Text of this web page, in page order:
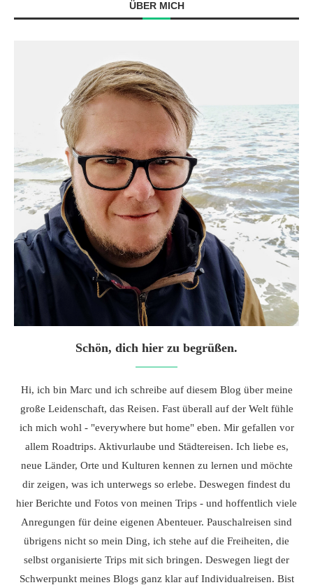
ÜBER MICH
Schön, dich hier zu begrüßen.
Hi, ich bin Marc und ich schreibe auf diesem Blog über meine
große Leidenschaft, das Reisen. Fast überall auf der Welt fühle
ich mich wohl - "everywhere but home" eben. Mir gefallen vor
allem Roadtrips. Aktivurlaube und Städtereisen. Ich liebe es,
neue Länder, Orte und Kulturen kennen zu lernen und möchte
dir zeigen, was ich unterwegs so erlebe. Deswegen findest du
hier Berichte und Fotos von meinen Trips - und hoffentlich viele
Anregungen für deine eigenen Abenteuer. Pauschalreisen sind
übrigens nicht so mein Ding, ich stehe auf die Freiheiten, die
selbst organisierte Trips mit sich bringen. Deswegen liegt der
Schwerpunkt meines Blogs ganz klar auf Individualreisen. Bist